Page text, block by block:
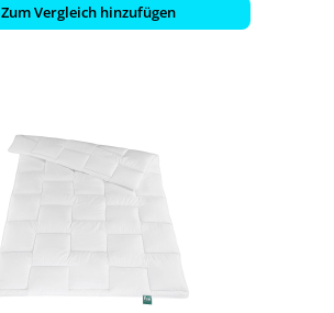
Zum Vergleich hinzufügen